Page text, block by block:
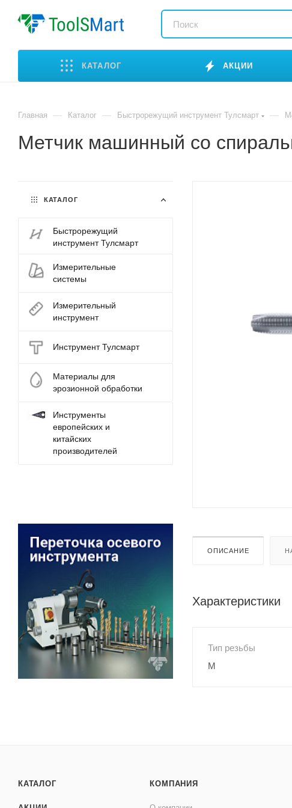
КАТАЛОГ АКЦИИ
Главная — Каталог — Быстрорежущий инструмент Тулсмарт —
Метчик машинный со
ОПИСАНИЕ
Характеристики
Тип резьбы
M
КАТАЛОГ
Быстрорежущий
инструмент Тулсмарт
Измерительные
системы
Измерительный
инструмент
Инструмент Тулсмарт
Материалы для
эрозионной обработки
Инструменты
европейских и
китайских
производителей
КАТАЛОГ КОМПАНИЯ